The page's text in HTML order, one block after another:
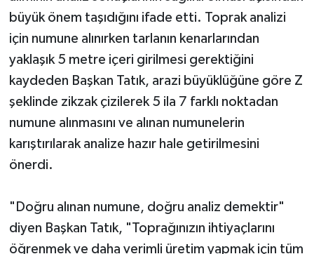
büyük önem taşıdığını ifade etti. Toprak analizi
için numune alınırken tarlanın kenarlarından
yaklaşık 5 metre içeri girilmesi gerektiğini
kaydeden Başkan Tatık, arazi büyüklüğüne göre Z
şeklinde zikzak çizilerek 5 ila 7 farklı noktadan
numune alınmasını ve alınan numunelerin
karıştırılarak analize hazır hale getirilmesini
önerdi.
"Doğru alınan numune, doğru analiz demektir"
diyen Başkan Tatık, "Toprağınızın ihtiyaçlarını
öğrenmek ve daha verimli üretim yapmak için tüm